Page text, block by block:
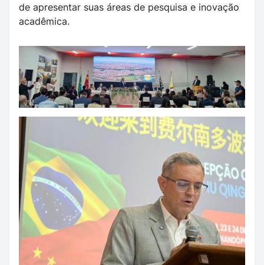
de apresentar suas áreas de pesquisa e inovação
acadêmica.